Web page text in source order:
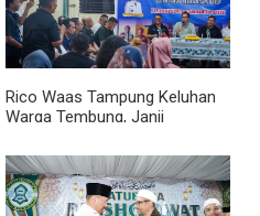
Rico Waas Tampung Keluhan
Warga Tembung, Janji